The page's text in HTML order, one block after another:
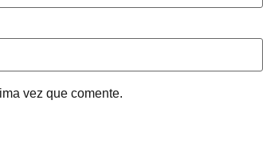
vez que comente.